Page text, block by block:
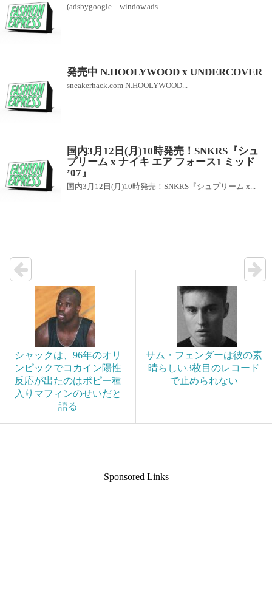
(adsbygoogle = window.ads...
発売中 N.HOOLYWOOD x UNDERCOVER
sneakerhack.com N.HOOLYWOOD...
国内3月12日(月)10時発売！SNKRS『シュ
プリーム x ナイキ エア フォース1 ミッド
’07』
国内3月12日(月)10時発売！SNKRS『シュプリーム x...
シャックは、96年のオリ
ンピックでコカイン陽性
反応が出たのはポピー種
入りマフィンのせいだと
語る
サム・フェンダーは彼の素
晴らしい3枚目のレコード
で止められない
Sponsored Links